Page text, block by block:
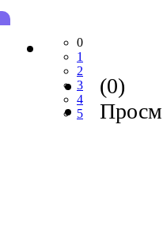
0
1
2
3
4
5
(0)